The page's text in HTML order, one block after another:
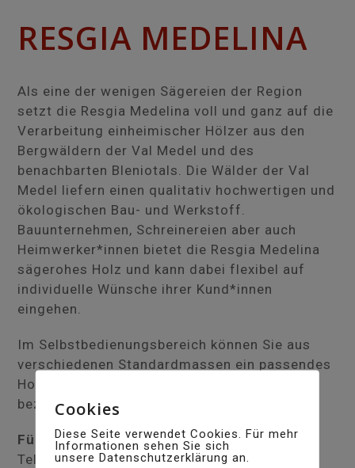
RESGIA MEDELINA
Als eine der wenigen Sägereien der Region
setzt die Resgia Medelina voll und ganz auf die
Verarbeitung einheimischer Hölzer aus den
Bergwäldern der Val Medel und des
benachbarten Bleniotals. Die Wälder der Val
Medel liefern einen qualitativ hochwertigen und
ökologischen Bau- und Werkstoff.
Bauunternehmen, Schreinereien aber auch
Heimwerker*innen bietet die Resgia Medelina
sägerohes Holz und kann dabei flexibel auf
individuelle Wünsche ihrer Kund*innen
eingehen.
Im Selbstbedienungsbereich können Sie aus
verschiedenen Standardmassen ein passendes
Holzstück aussuchen und direkt vor Ort
bezahlen.
Für Anfragen / Bestellungen:
Telefon: +41 81 947 43 42
Cookies
Diese Seite verwendet Cookies. Für mehr
Informationen sehen Sie sich
unsere Datenschutzerklärung an.